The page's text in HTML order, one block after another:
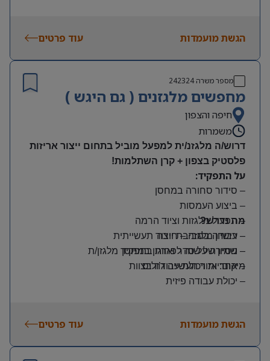
הגשת מועמדות עוד פרטים
מספר משרה242324
מחפשים מלגזנים ( גם היגש )
חיפה והצפון
משמרות
דרוש/ה מלגזנ/ית למפעל מוביל בתחום ייצור אריזות
פלסטיק בצפון + קרן השתלמות!
על התפקיד:
– סידור סחורה במחסן
– ביצוע העמסות
– תפעול מלגזות וציוד הרמה
– עבודה בסביבת ייצור תעשייתית
– שמירה על סדר וארגון במחסן
מה נדרש?
– רישיון מלגזה – חובה
– ניסיון של שנה לפחות בתפקיד מלגזן/ת
– אחריות ויכולת עבודה בצוות
– יכולת עבודה פיזית
משמרות:
מיקום: אזור תעשייה ג’וליס
הגשת מועמדות עוד פרטים